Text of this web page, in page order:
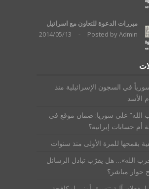
مبررات الدعوة للتعاون مع اسرائيل
Posted byAdmin
-
2014/05/13
سورياً في السجون الإسرائيلية منذ
الأسد
الله” على سوريا: ضمان موقع في
أم حسابات إيرانية؟
بقمحها للمرة الأولى منذ سنوات
الله»… هل يقرّب تبادل الرسائل
حوار مباشر؟